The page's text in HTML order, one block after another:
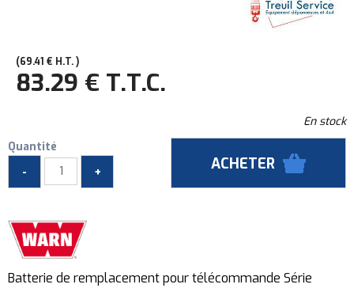
69.41 € H.T.
83.29 € T.T.C.
En stock
Quantité
Batterie de remplacement pour télécommande Série